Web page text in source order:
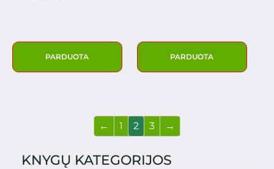
PARDUOTA PARDUOTA
← 1 2 3 →
KNYGŲ KATEGORIJOS